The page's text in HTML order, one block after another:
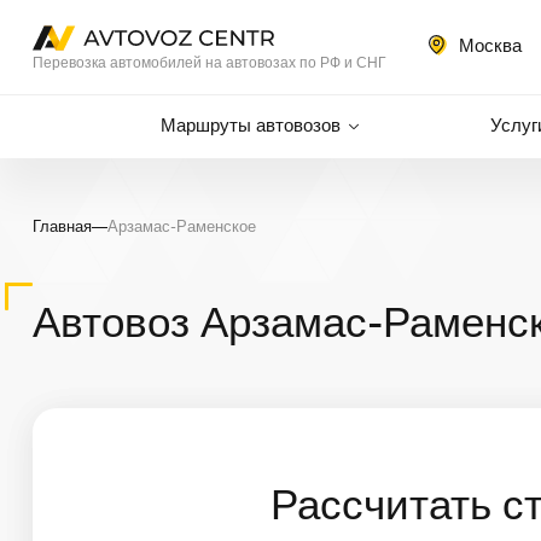
Перевозка автомобилей на автовозах по РФ и СНГ
Москва
Маршруты автовозов
Главная—Арзамас-Раменское
Автовоз Арзамас-
Рассчитать